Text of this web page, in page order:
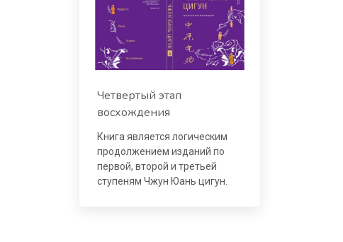
Четвертый этап
восхождения
Книга является логическим
продолжением изданий по
первой, второй и третьей
ступеням Чжун Юань цигун.